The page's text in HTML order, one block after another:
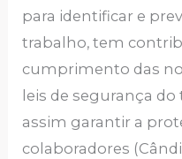
para identificar e
trabalho, tem
cumprimento das
leis de segurança
assim garantir a
colaboradores